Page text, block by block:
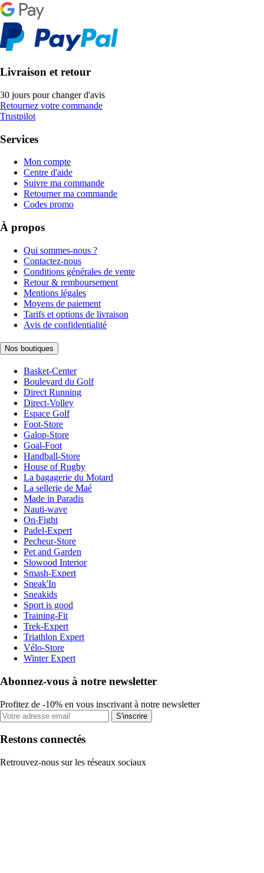
Livraison et retour
30 jours pour changer d'avis
Retournez votre commande
Trustpilot
Services
Mon compte
Centre d'aide
Suivre ma commande
Retourner ma commande
Codes promo
À propos
Qui sommes-nous ?
Contactez-nous
Conditions générales de vente
Retour & remboursement
Mentions légales
Moyens de paiement
Tarifs et options de livraison
Avis de confidentialité
Nos boutiques
Basket-Center
Boulevard du Golf
Direct Running
Direct-Volley
Espace Golf
Foot-Store
Galop-Store
Goal-Foot
Handball-Store
House of Rugby
La bagagerie du Motard
La sellerie de Maé
Made in Paradis
Nauti-wave
On-Fight
Padel-Expert
Pecheur-Store
Pet and Garden
Slowood Interior
Smash-Expert
Sneak'In
Sneakids
Sport is good
Training-Fit
Trek-Expert
Triathlon Expert
Vélo-Store
Winter Expert
Abonnez-vous à notre newsletter
Profitez de -10% en vous inscrivant à notre newsletter
S'inscrire
Restons connectés
Retrouvez-nous sur les réseaux sociaux